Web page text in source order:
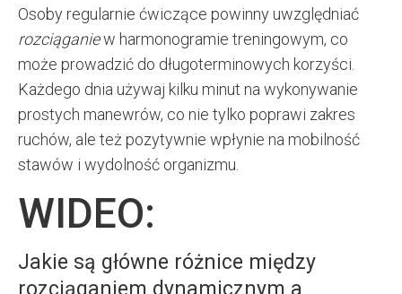
Osoby regularnie ćwiczące powinny uwzględniać
rozciąganiew harmonogramie treningowym, co
może prowadzić do długoterminowych korzyści.
Każdego dnia używaj kilku minut na wykonywanie
prostych manewrów, co nie tylko poprawi zakres
ruchów, ale też pozytywnie wpłynie na mobilność
stawów i wydolność organizmu.
WIDEO:
Jakie są główne różnice między
rozciąganiem dynamicznym a